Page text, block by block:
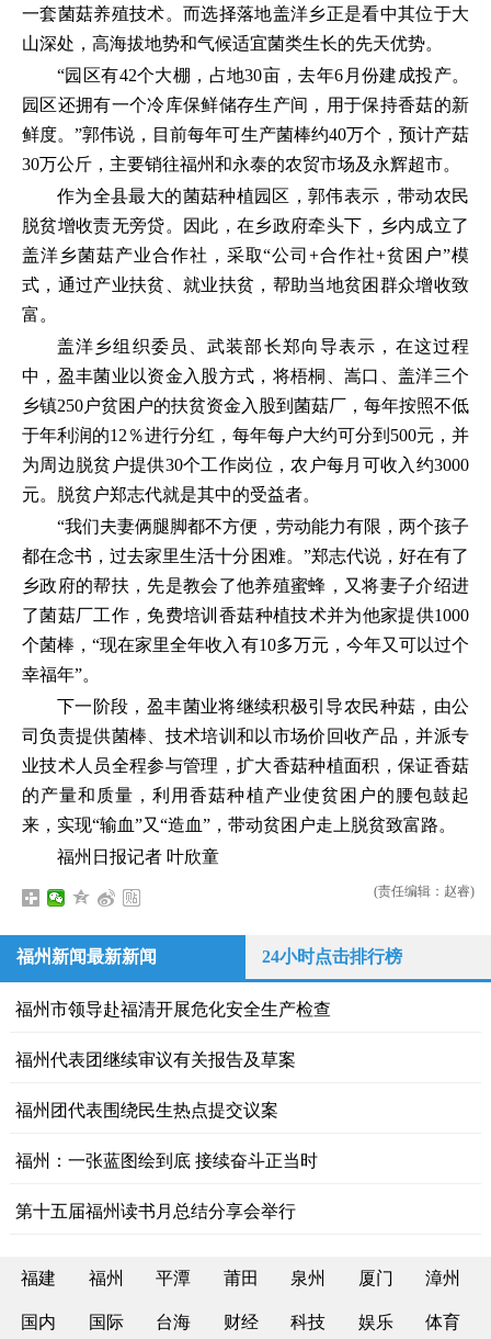
一套菌菇养殖技术。而选择落地盖洋乡正是看中其位于大
山深处，高海拔地势和气候适宜菌类生长的先天优势。
“园区有42个大棚，占地30亩，去年6月份建成投产。
园区还拥有一个冷库保鲜储存生产间，用于保持香菇的新
鲜度。”郭伟说，目前每年可生产菌棒约40万个，预计产菇
30万公斤，主要销往福州和永泰的农贸市场及永辉超市。
作为全县最大的菌菇种植园区，郭伟表示，带动农民
脱贫增收责无旁贷。因此，在乡政府牵头下，乡内成立了
盖洋乡菌菇产业合作社，采取“公司+合作社+贫困户”模
式，通过产业扶贫、就业扶贫，帮助当地贫困群众增收致
富。
盖洋乡组织委员、武装部长郑向导表示，在这过程
中，盈丰菌业以资金入股方式，将梧桐、嵩口、盖洋三个
乡镇250户贫困户的扶贫资金入股到菌菇厂，每年按照不低
于年利润的12％进行分红，每年每户大约可分到500元，并
为周边脱贫户提供30个工作岗位，农户每月可收入约3000
元。脱贫户郑志代就是其中的受益者。
“我们夫妻俩腿脚都不方便，劳动能力有限，两个孩子
都在念书，过去家里生活十分困难。”郑志代说，好在有了
乡政府的帮扶，先是教会了他养殖蜜蜂，又将妻子介绍进
了菌菇厂工作，免费培训香菇种植技术并为他家提供1000
个菌棒，“现在家里全年收入有10多万元，今年又可以过个
幸福年”。
下一阶段，盈丰菌业将继续积极引导农民种菇，由公
司负责提供菌棒、技术培训和以市场价回收产品，并派专
业技术人员全程参与管理，扩大香菇种植面积，保证香菇
的产量和质量，利用香菇种植产业使贫困户的腰包鼓起
来，实现“输血”又“造血”，带动贫困户走上脱贫致富路。
福州日报记者 叶欣童
(责任编辑：赵睿)
福州新闻最新新闻 24小时点击排行榜
福州市领导赴福清开展危化安全生产检查
福州代表团继续审议有关报告及草案
福州团代表围绕民生热点提交议案
福州：一张蓝图绘到底 接续奋斗正当时
第十五届福州读书月总结分享会举行
福建 福州 平潭 莆田 泉州 厦门 漳州
国内 国际 台海 财经 科技 娱乐 体育